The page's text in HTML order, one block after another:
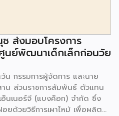
ส่งมอบโครงการ
นย์พัฒนาเด็กเล็กก่อนวัย
น กรรมการผู้จัดการ และนาย
าน ส่วนราชการสัมพันธ์ ตัวแทน
นเนอร์จี (แบงค็อก) จํากัด ซึ่ง
ยด้วยวิธีการเผาไหม้ เพื่อผลิต